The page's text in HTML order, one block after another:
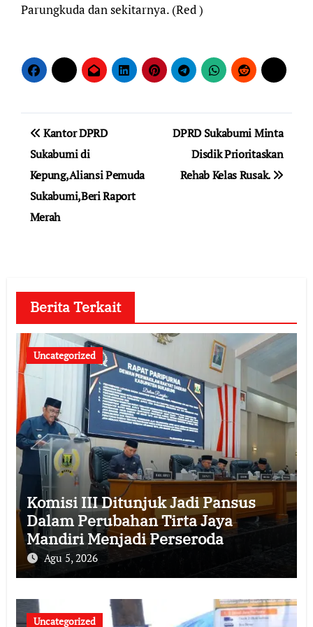
Parungkuda dan sekitarnya. (Red )
Navigasi
pos
Kantor DPRD
Sukabumi di
Kepung,Aliansi Pemuda
Sukabumi,Beri Raport
Merah
DPRD Sukabumi Minta
Disdik Prioritaskan
Rehab Kelas Rusak.
Berita Terkait
Uncategorized
Komisi III Ditunjuk Jadi Pansus
Dalam Perubahan Tirta Jaya
Mandiri Menjadi Perseroda
Agu 5, 2026
Uncategorized